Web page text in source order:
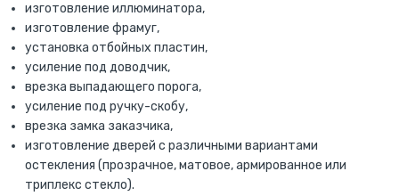
изготовление иллюминатора,
изготовление фрамуг,
установка отбойных пластин,
усиление под доводчик,
врезка выпадающего порога,
усиление под ручку-скобу,
врезка замка заказчика,
изготовление дверей с различными вариантами
остекления (прозрачное, матовое, армированное или
триплекс стекло).